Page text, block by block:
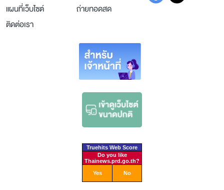
แผนที่เว็บไซต์
ติดต่อเรา
ถ่ายทอดสด